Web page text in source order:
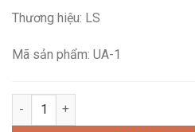
136,000₫.
Thương hiệu: LS
Mã sản phẩm: UA-1
Tiếp điểm phụ LS UA-1